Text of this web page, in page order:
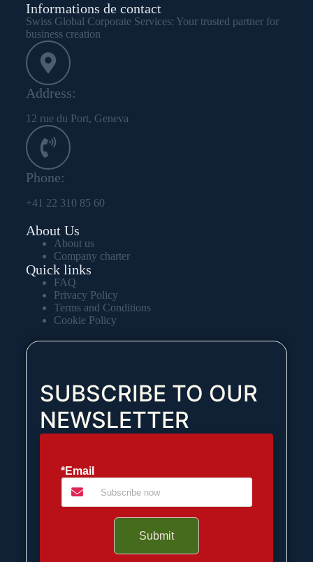
Informations de contact
Swiss Global Corporate Services: Your trusted partner for
business creation
Address:
12 rue du Port, Geneva
Phone:
+41 22 310 85 60
About Us
About us
Company charter
Quick links
FAQ
Privacy Policy
Terms and Conditions
Cookie Policy
SUBSCRIBE TO OUR
NEWSLETTER
*Email
Submit